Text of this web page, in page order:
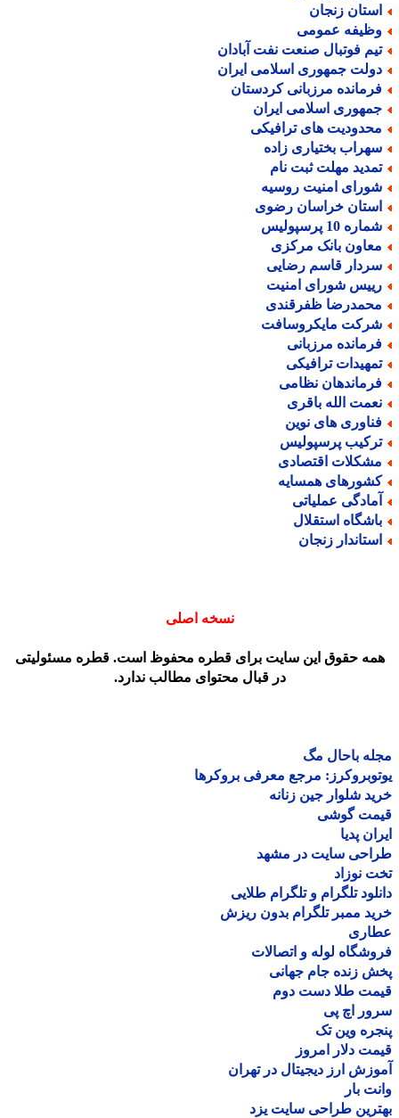
زنجان
عمومی
فوتبال صنعت نفت آبادان
جمهوری اسلامی ایران
مرزبانی کردستان
اسلامی ایران
های ترافیکی
بختیاری زاده
مهلت ثبت نام
امنیت روسیه
خراسان رضوی
10 پرسپولیس
بانک مرکزی
قاسم رضایی
شورای امنیت
ظفرقندی
مایکروسافت
مرزبانی
ترافیکی
نظامی
الله باقری
های نوین
پرسپولیس
اقتصادی
همسایه
عملیاتی
استقلال
زنجان
نسخه اصلی
حقوق این سایت برای قطره محفوظ است. قطره مسئولیتی
در قبال محتوای مطالب ندارد.
باحال مگ
مرجع معرفی بروکرها
شلوار جین زنانه
گوشی
پدیا
سایت در مشهد
نوزاد
تلگرام و تلگرام طلایی
ممبر تلگرام بدون ریزش
لوله و اتصالات
زنده جام جهانی
طلا دست دوم
اچ پی
وین تک
دلار امروز
ارز دیجیتال در تهران
بار
طراحی سایت یزد